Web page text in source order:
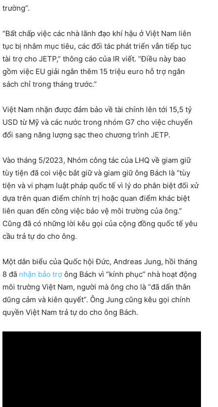
trường”.
“Bất chấp việc các nhà lãnh đạo khí hậu ở Việt Nam liên
tục bị nhắm mục tiêu, các đối tác phát triển vẫn tiếp tục
tài trợ cho JETP,” thông cáo của IR viết. “Điều này bao
gồm việc EU giải ngân thêm 15 triệu euro hỗ trợ ngân
sách chỉ trong tháng trước.”
Việt Nam nhận được đảm bảo về tài chính lên tới 15,5 tỷ
USD từ Mỹ và các nước trong nhóm G7 cho việc chuyển
đổi sang năng lượng sạc theo chương trình JETP.
Vào tháng 5/2023, Nhóm công tác của LHQ về giam giữ
tùy tiện đã coi việc bắt giữ và giam giữ ông Bách là “tùy
tiện và vi phạm luật pháp quốc tế vì lý do phân biệt đối xử
dựa trên quan điểm chính trị hoặc quan điểm khác biệt
liên quan đến công việc bảo vệ môi trường của ông.”
Cũng đã có những lời kêu gọi của cộng đồng quốc tế yêu
cầu trả tự do cho ông.
Một dân biểu của Quốc hội Đức, Andreas Jung, hồi tháng
8 đã nhận bảo trợ ông Bách vì “kính phục” nhà hoạt động
môi trường Việt Nam, người mà ông cho là “đã dấn thân
dũng cảm và kiên quyết”. Ông Jung cũng kêu gọi chính
quyền Việt Nam trả tự do cho ông Bách.